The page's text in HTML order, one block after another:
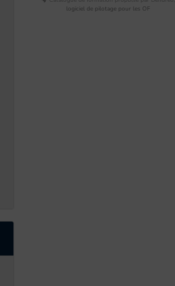
logiciel de pilotage pour les OF